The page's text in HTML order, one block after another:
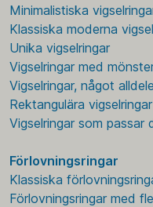
Minimalistiska
Klassiska moderna
Unika vigselringar
Vigselringar med
Vigselringar, något
Rektangulära vigselringar
Vigselringar som passar
Förlovningsringar
Klassiska
Förlovningsringar med